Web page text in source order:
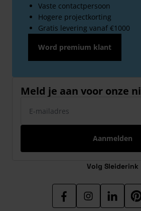
Vaste contactpersoon
Hogere projectkorting
Gratis levering vanaf €1000
Word premium klant
Meld je aan voor onze
Aanmelden
Volg Sleiderink